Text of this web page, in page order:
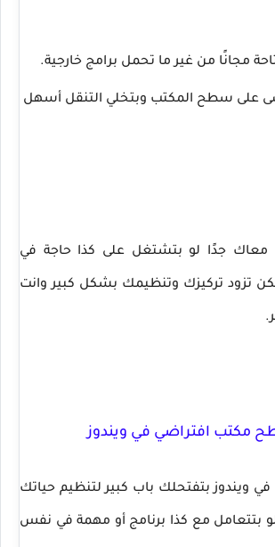
مجانًا من غير ما تحمل برامج خارجية.
على سطح المكتب وبتخلي التنقل أسهل
معاك جدًا لو بتشتغل على كذا حاجة في
تزود تركيزك وتنظيمك بشكل كبير وانت
مكتب افتراضي في ويندوز
في ويندوز بتفتحلك باب كبير لتنظيم حياتك
بتتعامل مع كذا برنامج أو مهمة في نفس